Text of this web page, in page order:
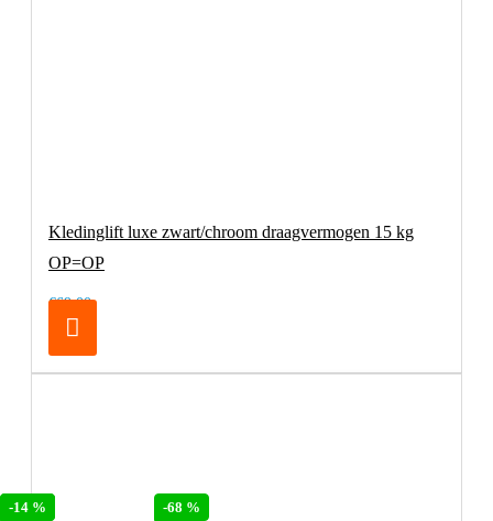
-68 %
-68 %
-14 %
Kledinglift luxe zwart/chroom draagvermogen 15 kg
OP=OP
€69,00